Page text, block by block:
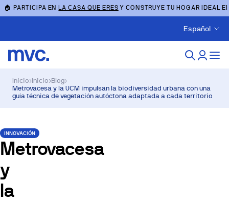
🏠 PARTICIPA ENLA CASA QUE ERES Y CONSTRUYE TU HOGAR IDEAL
Español
Inicio›Inicio›Blog›
Metrovacesa y la UCM impulsan la biodiversidad urbana con una
guía técnica de vegetación autóctona adaptada a cada territorio
INNOVACIÓN
Metrovacesa
y
la